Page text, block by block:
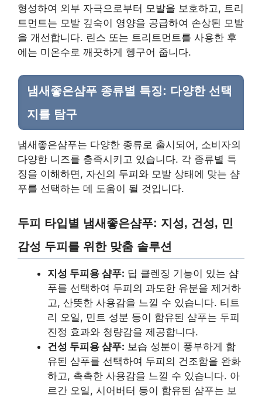
형성하여 외부 자극으로부터 모발을 보호하고, 트리
트먼트는 모발 깊숙이 영양을 공급하여 손상된 모발
을 개선합니다. 린스 또는 트리트먼트를 사용한 후
에는 미온수로 깨끗하게 헹구어 줍니다.
냄새좋은샴푸 종류별 특징: 다양한 선택
지를 탐구
냄새좋은샴푸는 다양한 종류로 출시되어, 소비자의
다양한 니즈를 충족시키고 있습니다. 각 종류별 특
징을 이해하면, 자신의 두피와 모발 상태에 맞는 샴
푸를 선택하는 데 도움이 될 것입니다.
두피 타입별 냄새좋은샴푸: 지성, 건성, 민
감성 두피를 위한 맞춤 솔루션
지성 두피용 샴푸: 딥 클렌징 기능이 있는 샴
푸를 선택하여 두피의 과도한 유분을 제거하
고, 산뜻한 사용감을 느낄 수 있습니다. 티트
리 오일, 민트 성분 등이 함유된 샴푸는 두피
진정 효과와 청량감을 제공합니다.
건성 두피용 샴푸: 보습 성분이 풍부하게 함
유된 샴푸를 선택하여 두피의 건조함을 완화
하고, 촉촉한 사용감을 느낄 수 있습니다. 아
르간 오일, 시어버터 등이 함유된 샴푸는 보